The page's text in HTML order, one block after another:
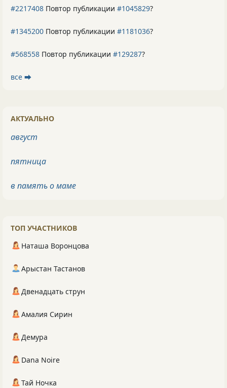
#2217408 Повтор публикации #1045829?
#1345200 Повтор публикации #1181036?
#568558 Повтор публикации #129287?
все ⮕
АКТУАЛЬНО
август
пятница
в память о маме
ТОП УЧАСТНИКОВ
Наташа Воронцова
Арыстан Тастанов
Двенадцать струн
Амалия Сирин
Демура
Dana Noire
Тай Ночка